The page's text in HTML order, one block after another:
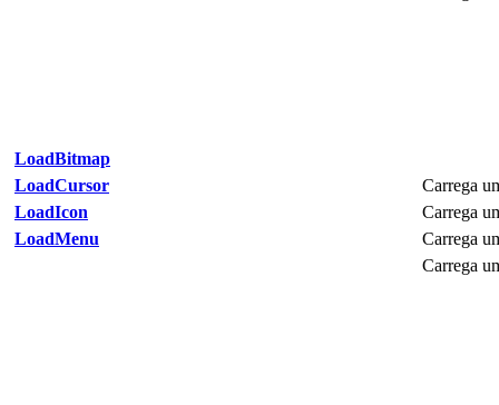
LoadBitmap
LoadCursor
Carrega
LoadIcon
Carrega
LoadMenu
Carrega
Carrega